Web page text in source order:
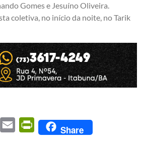
Gomes e Jesuíno Oliveira.
coletiva, no início da noite, no Tarik
Twitter Email PrintFriendly
Share